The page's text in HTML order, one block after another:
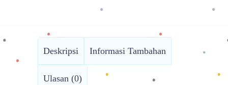
Deskripsi Informasi Tambahan
Ulasan (0)